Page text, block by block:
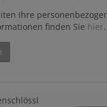
Ihre
finden Sie hier.